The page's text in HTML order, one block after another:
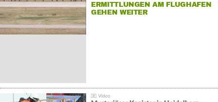
ERMITTLUNGEN AM FLUGHAFEN
GEHEN WEITER